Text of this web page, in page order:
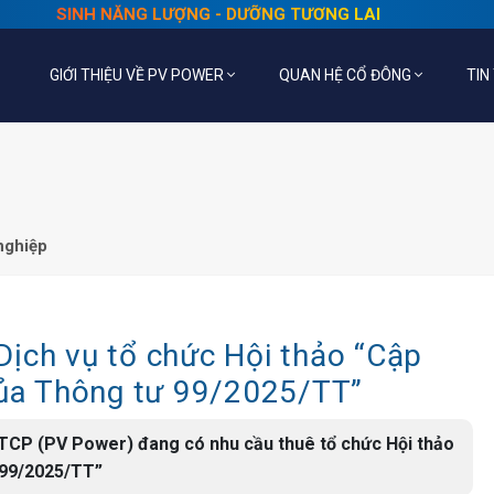
SINH NĂNG LƯỢNG - DƯỠNG TƯƠNG LAI
GIỚI THIỆU VỀ PV POWER QUAN HỆ CỔ ĐÔNG TIN
vụ tổ chức Hội thảo “Cập
Thông tư 99/2025/TT”
(PV Power) đang có nhu cầu thuê tổ chức Hội thảo
2025/TT”